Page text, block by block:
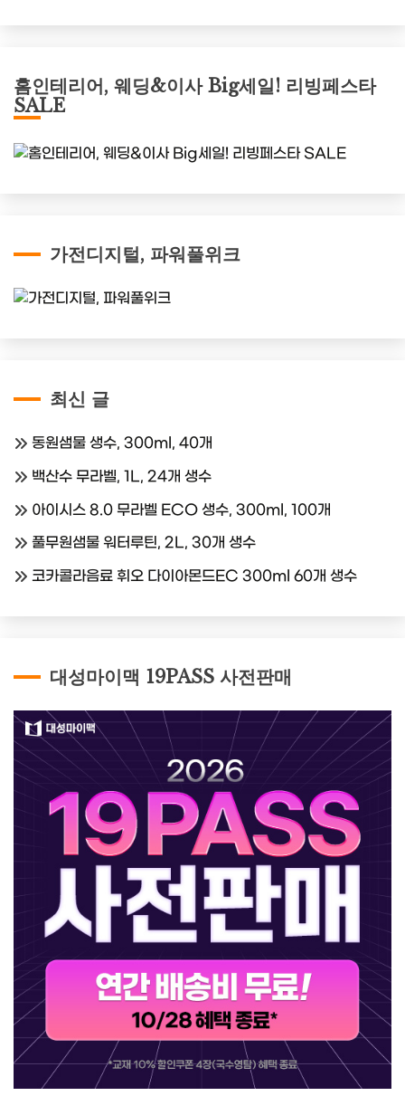
홈인테리어, 웨딩&이사 Big세일! 리빙페스타
SALE
가전디지털, 파워풀위크
최신 글
동원샘물 생수, 300ml, 40개
백산수 무라벨, 1L, 24개 생수
아이시스 8.0 무라벨 ECO 생수, 300ml, 100개
풀무원샘물 워터루틴, 2L, 30개 생수
코카콜라음료 휘오 다이아몬드EC 300ml 60개 생수
대성마이맥 19PASS 사전판매